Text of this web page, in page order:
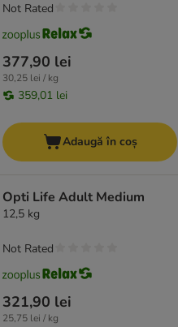
377,90 lei
30,25 lei / kg
359,01 lei
Not Rated
Adaugă în coș
Opti Life Adult Medium
12,5 kg
321,90 lei
25,75 lei / kg
Not Rated